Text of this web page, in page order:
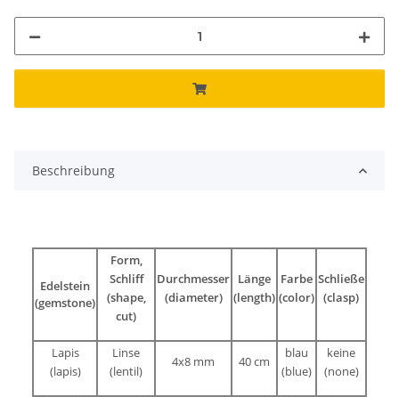
Beschreibung
Edelstein
(gemstone)
Form,
Schliff
(shape,
cut)
Durchmesser
(diameter)
Länge
(length)
Farbe
(color)
Schließe
(clasp)
Lapis
(lapis)
Linse
(lentil)
4x8 mm 40 cm
blau
(blue)
keine
(none)